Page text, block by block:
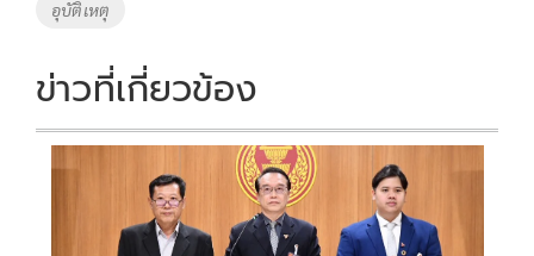
อุบัติเหตุ
ข่าวที่เกี่ยวข้อง